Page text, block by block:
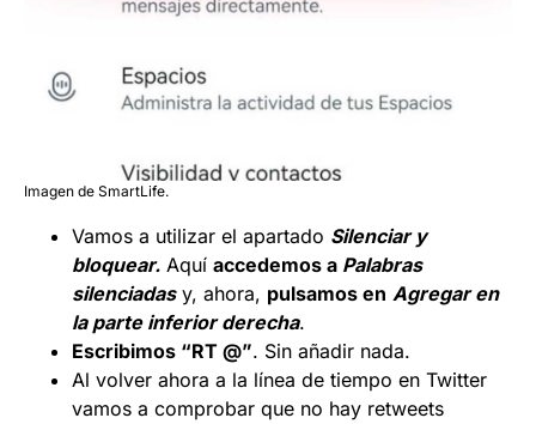
Imagen de SmartLife.
Vamos a utilizar el apartado Silenciar y
bloquear. Aquí accedemos a Palabras
silenciadasy, ahora, pulsamos en Agregar en
la parte inferior derecha.
Escribimos “RT @”. Sin añadir nada.
Al volver ahora a la línea de tiempo en Twitter
vamos a comprobar que no hay retweets